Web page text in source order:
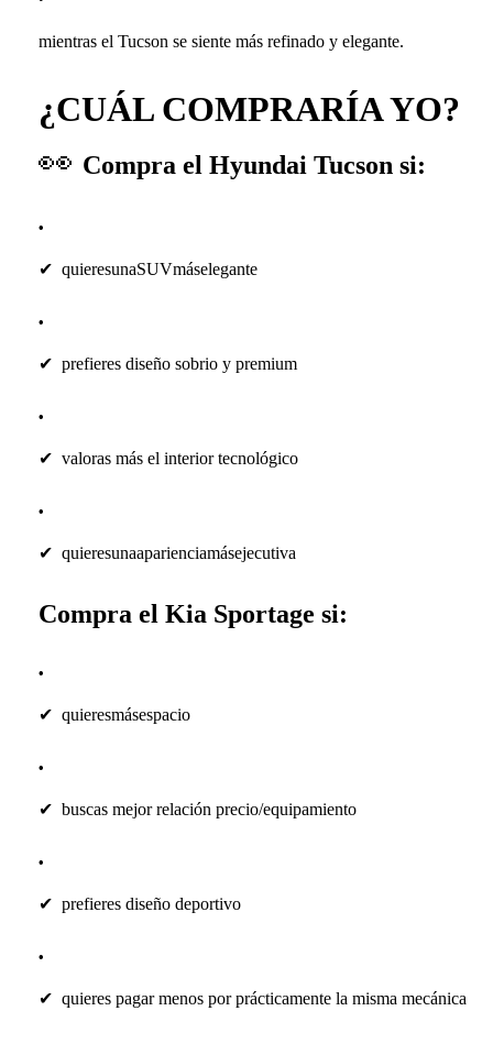
mientras el Tucson se siente más refinado y elegante.
¿CUÁL COMPRARÍA YO?
👀 Compra el Hyundai Tucson si:
✔ quieresunaSUVmáselegante
✔ prefieres diseño sobrio y premium
✔ valoras más el interior tecnológico
✔ quieresunaaparienciamásejecutiva
Compra el Kia Sportage si:
✔ quieresmásespacio
✔ buscas mejor relación precio/equipamiento
✔ prefieres diseño deportivo
✔ quieres pagar menos por prácticamente la misma mecánica